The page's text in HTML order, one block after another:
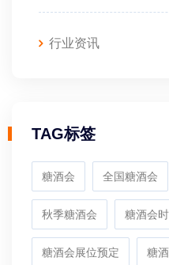
行业资讯
TAG标签
糖酒会 全国糖酒会
秋季糖酒会 糖酒会
糖酒会展位预定 糖